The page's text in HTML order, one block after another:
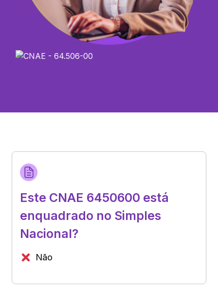
Este CNAE 6450600 está
enquadrado no Simples
Nacional?
Não